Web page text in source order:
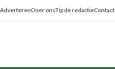
AdverterenOver onsTip de redactieContact